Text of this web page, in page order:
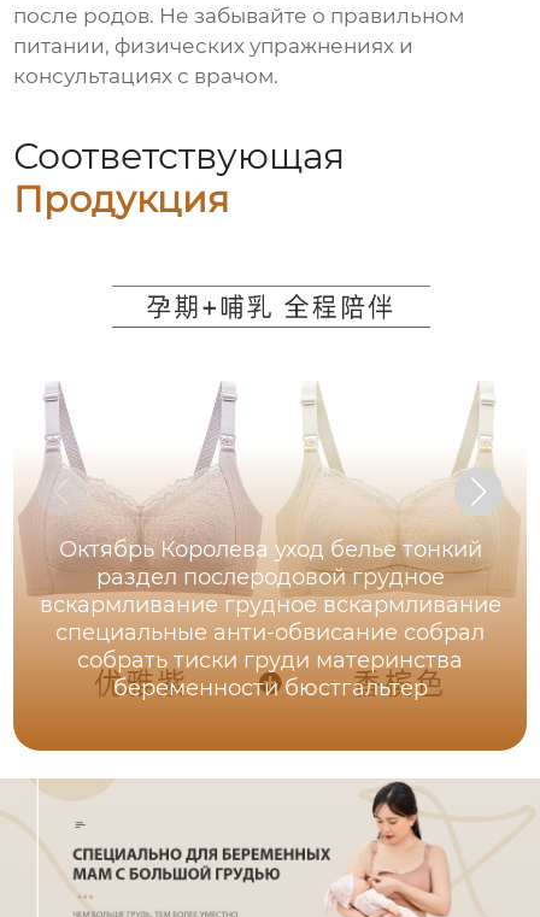
после родов. Не забывайте о правильном
питании, физических упражнениях и
консультациях с врачом.
Соответствующая
Продукция
Октябрь Королева уход белье тонкий
раздел послеродовой грудное
вскармливание грудное вскармливание
специальные анти-обвисание собрал
собрать тиски груди материнства
беременности бюстгальтер